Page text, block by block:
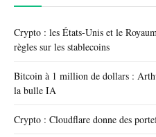
Crypto : les États-Unis et le
règles sur les stablecoins
Bitcoin à 1 million de dollars :
la bulle IA
Crypto : Cloudflare donne des